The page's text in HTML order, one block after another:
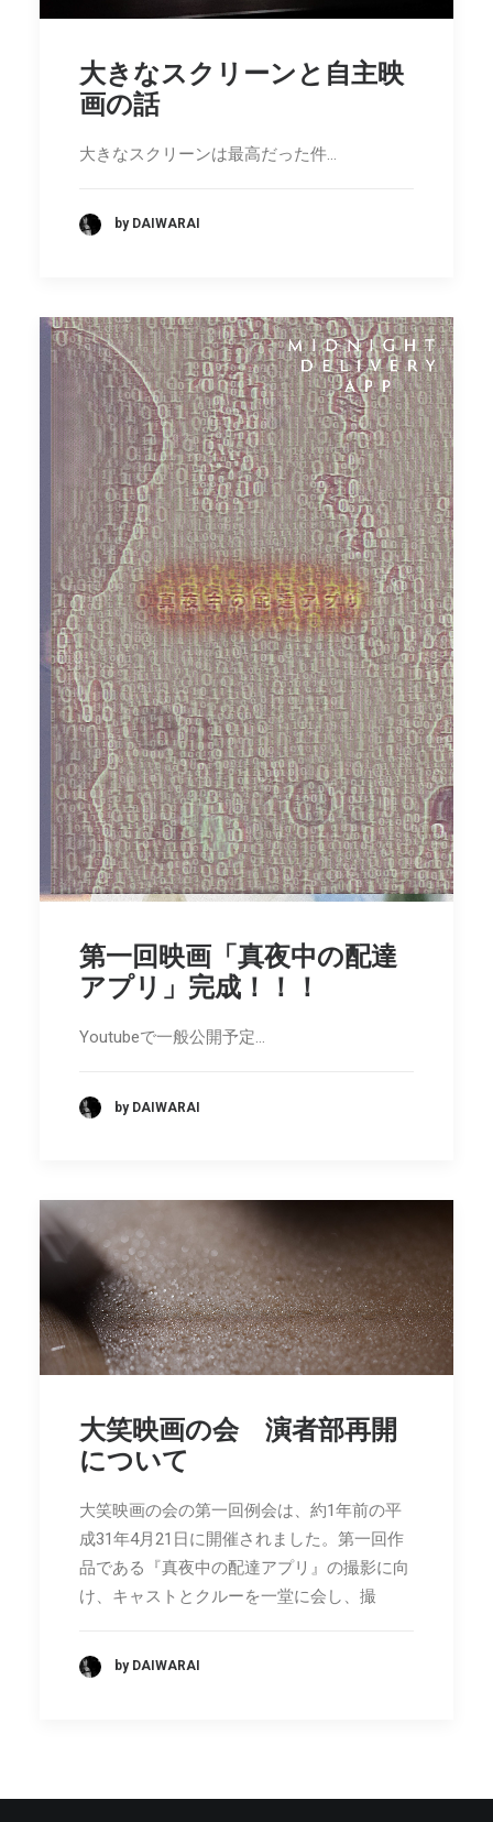
大きなスクリーンと自主映
画の話
大きなスクリーンは最高だった件…
by DAIWARAI
第一回映画「真夜中の配達
アプリ」完成！！！
Youtubeで一般公開予定…
by DAIWARAI
大笑映画の会 演者部再開
について
大笑映画の会の第一回例会は、約1年前の平
成31年4月21日に開催されました。第一回作
品である『真夜中の配達アプリ』の撮影に向
け、キャストとクルーを一堂に会し、撮
by DAIWARAI